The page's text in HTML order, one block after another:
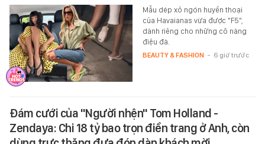
Mẫu dép xỏ ngón huyền thoại
của Havaianas vừa được "F5",
dành riêng cho những cô nàng
điệu đà.
BEAUTY & FASHION - 6 giờ trước
Đám cưới của "Người nhện" Tom Holland -
Zendaya: Chi 18 tỷ bao trọn điền trang ở Anh, còn